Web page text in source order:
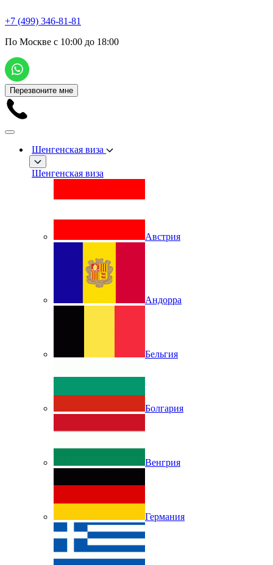
+7 (499) 346-81-81
По Москве с 10:00 до 18:00
Перезвоните мне
Шенгенская виза
Шенгенская виза
Австрия
Андорра
Бельгия
Болгария
Венгрия
Германия